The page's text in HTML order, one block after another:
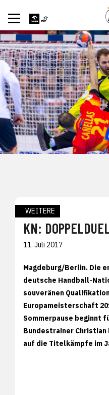
WEITERE
KN:
11. Juli 2017
Magdeburg/Berlin. Die
deutsche Handball-
souveränen
Europameisterschaft
Sommerpause beginnt
Bundestrainer
auf die Titelkämpfe im